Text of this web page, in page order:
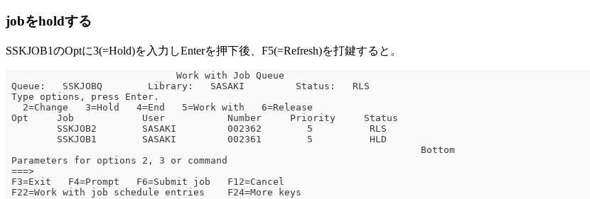
jobをholdする
SSKJOB1のOptに3(=Hold)を入力しEnterを押下後、F5(=Refresh)を打鍵すると。
                              Work with Job Queue
Queue:   SSKJOBQ        Library:   SASAKI         Status:   RLS
Type options, press Enter.
   2=Change   3=Hold   4=End   5=Work with   6=Release
Opt     Job            User           Number     Priority     Status
         SSKJOB2        SASAKI         002362        5          RLS
         SSKJOB1        SASAKI         002361        5          HLD
                                                                         Bottom
Parameters for options 2, 3 or command
===>
F3=Exit   F4=Prompt   F6=Submit job   F12=Cancel
F22=Work with job schedule entries    F24=More keys